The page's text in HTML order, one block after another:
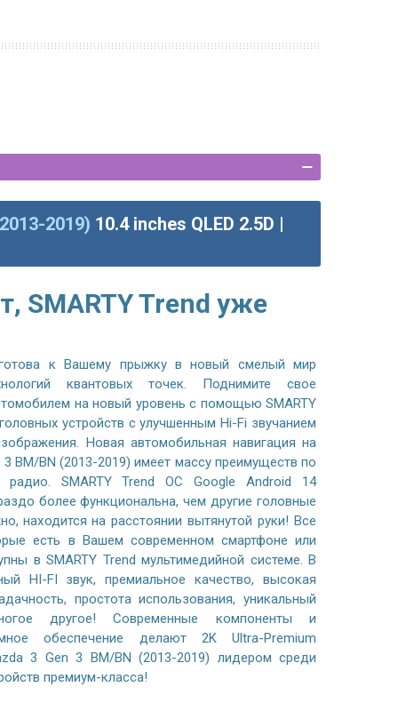
2019) 10.4 inches QLED 2.5D |
SMARTY Trend уже
к Вашему прыжку в новый смелый мир
квантовых точек. Поднимите свое
на новый уровень с помощью SMARTY
устройств с улучшенным Hi-Fi звучанием
Новая автомобильная навигация на
BM/BN (2013-2019) имеет массу преимуществ по
радио. SMARTY Trend ОС Google Android 14
более функциональна, чем другие головные
находится на расстоянии вытянутой руки! Все
есть в Вашем современном смартфоне или
в SMARTY Trend мультимедийной системе. В
HI-FI звук, премиальное качество, высокая
простота использования, уникальный
другое! Современные компоненты и
обеспечение делают 2K Ultra-Premium
3 Gen 3 BM/BN (2013-2019) лидером среди
премиум-класса!